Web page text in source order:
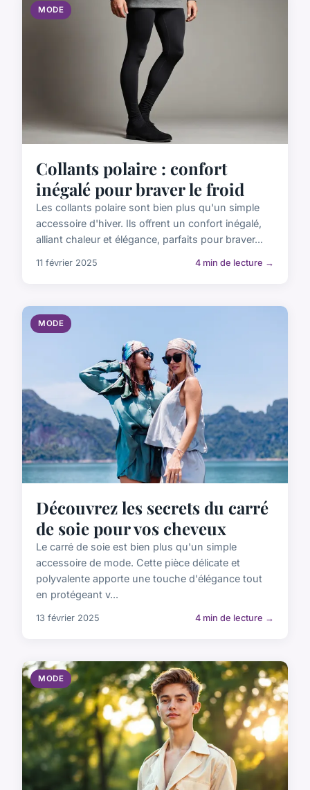
MODE
Collants polaire : confort
inégalé pour braver le froid
Les collants polaire sont bien plus qu'un simple
accessoire d'hiver. Ils offrent un confort inégalé,
alliant chaleur et élégance, parfaits pour braver...
11 février 2025 4 min de lecture →
MODE
Découvrez les secrets du carré
de soie pour vos cheveux
Le carré de soie est bien plus qu'un simple
accessoire de mode. Cette pièce délicate et
polyvalente apporte une touche d'élégance tout
en protégeant v...
13 février 2025 4 min de lecture →
MODE